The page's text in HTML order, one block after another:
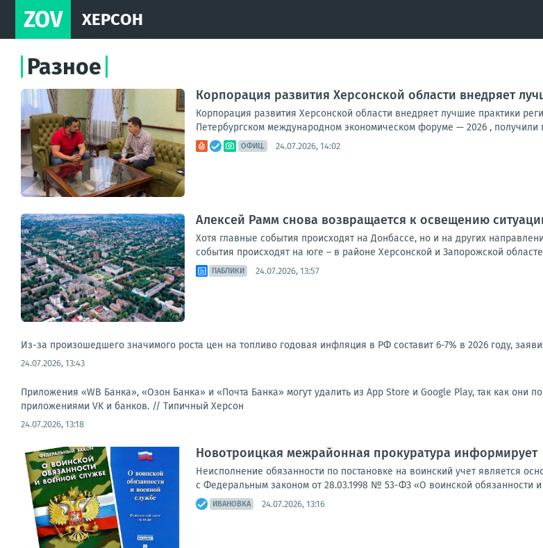
ZOV ХЕРСОН
Разное
Корпорация развития Херсонской области внедряет
Корпорация развития Херсонской области внедряет лучшие практики
Петербургском международном экономическом форуме — 2026 ,
ОФИЦ. 24.07.2026, 14:02
Алексей Рамм снова возвращается к освещению
Хотя главные события происходят на Донбассе, но и на других
события происходят на юге – в районе Херсонской и Запорожской
ПАБЛИКИ 24.07.2026, 13:57
Из-за произошедшего значимого роста цен на топливо годовая инфляция в РФ составит 6-7% в 2026 году,
24.07.2026, 13:43
Приложения «WB Банка», «Озон Банка» и «Почта Банка» могут удалить из App Store и Google Play, так как
приложениями VK и банков. // Типичный Херсон
24.07.2026, 13:18
Новотроицкая межрайонная прокуратура информирует
Неисполнение обязанности по постановке на воинский учет является
с Федеральным законом от 28.03.1998 № 53-ФЗ «О воинской обязанности
ИВАНОВКА 24.07.2026, 13:16